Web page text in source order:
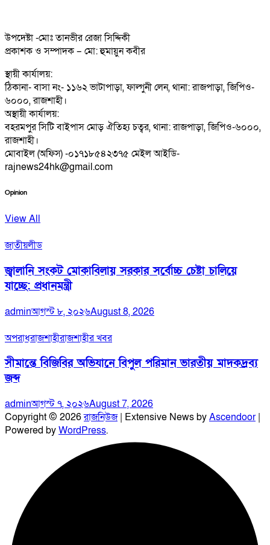
উপদেষ্টা -মোঃ তানভীর রেজা সিদ্দিকী
প্রকাশক ও সম্পাদক – মো: হুমায়ুন কবীর
স্থায়ী কার্যালয়:
ঠিকানা- বাসা নং- ১১৬২ ভাটাপাড়া, ফাল্গুনী লেন, থানা: রাজপাড়া, জিপিও-
৬০০০, রাজশাহী।
অস্থায়ী কার্যালয়:
বহরমপুর সিটি বাইপাস মোড় ঐতিহ্য চত্বর, থানা: রাজপাড়া, জিপিও-৬০০০,
রাজশাহী।
মোবাইল (অফিস) -০১৭১৮৫৪২৩৭৫ মেইল আইডি-
rajnews24hk@gmail.com
Opinion
View All
জাতীয়লীড
জ্বালানি সংকট মোকাবিলায় সরকার সর্বোচ্চ চেষ্টা চালিয়ে
যাচ্ছে: প্রধানমন্ত্রী
adminআগস্ট ৮, ২০২৬August 8, 2026
অপরাধরাজশাহীরাজশাহীর খবর
সীমান্তে বিজিবির অভিযানে বিপুল পরিমান ভারতীয় মাদকদ্রব্য
জব্দ
adminআগস্ট ৭, ২০২৬August 7, 2026
Copyright © 2026রাজনিউজ| Extensive News byAscendoor|
Powered byWordPress.